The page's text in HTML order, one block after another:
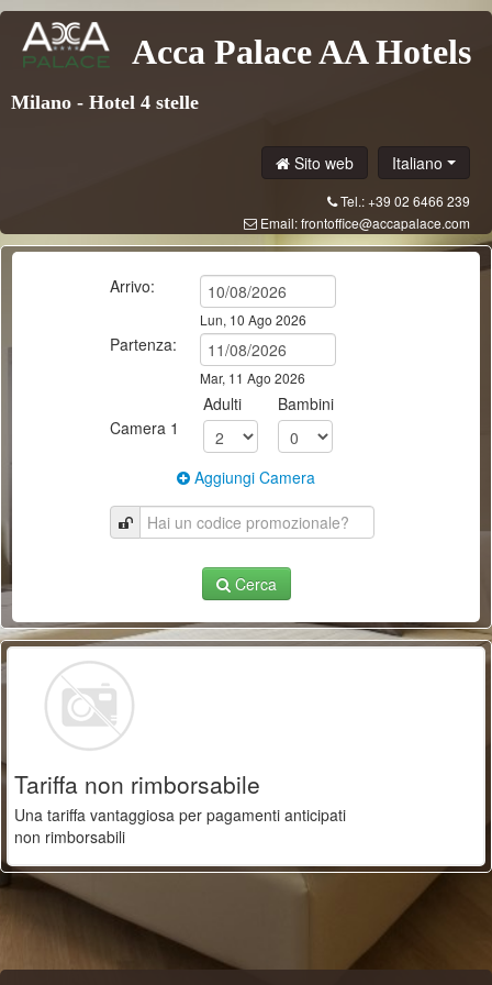
Acca Palace AA Hotels
Milano - Hotel 4 stelle
Sito web Italiano
Tel.: +39 02 6466 239
Email:frontoffice@accapalace.com
Arrivo:
Lun, 10 Ago 2026
Partenza:
Mar, 11 Ago 2026
Camera 1
Adulti Bambini
Aggiungi Camera
Cerca
Tariffa non rimborsabile
Una tariffa vantaggiosa per pagamenti anticipati
non rimborsabili